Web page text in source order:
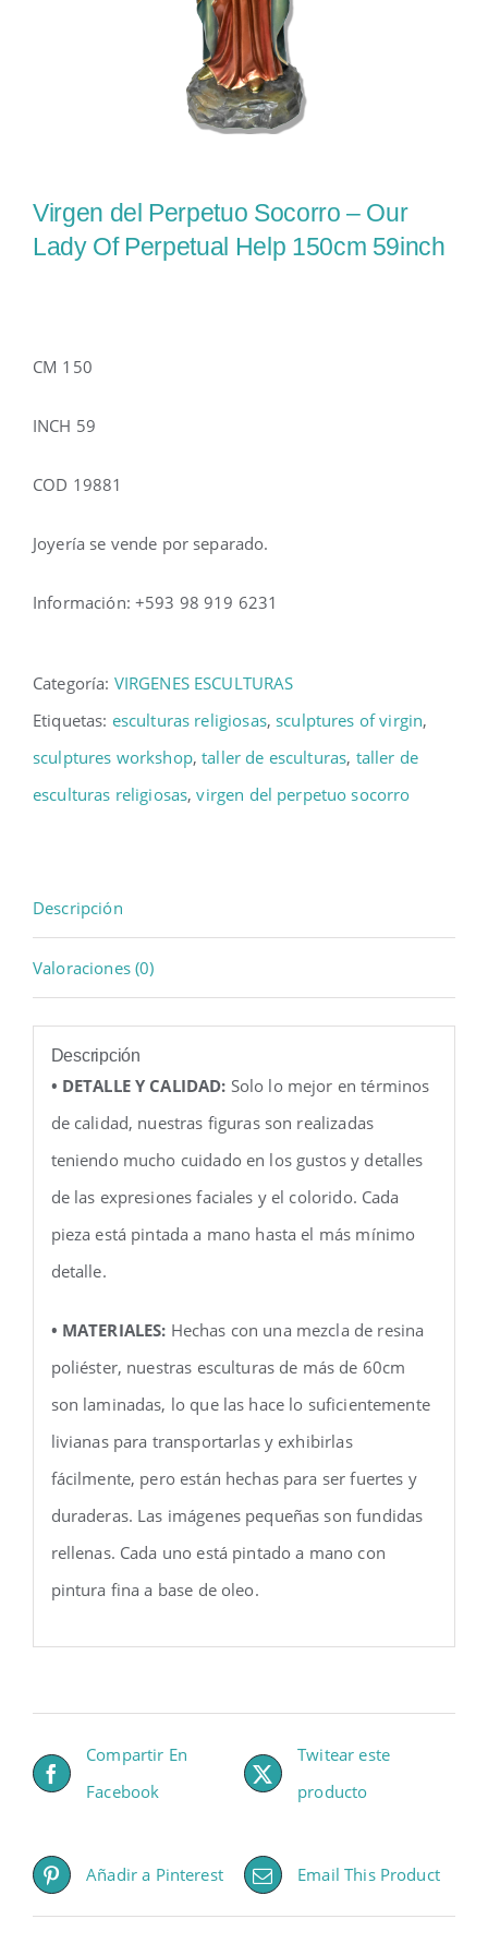
Virgen del Perpetuo Socorro – Our
Lady Of Perpetual Help 150cm 59inch
CM 150
INCH 59
COD 19881
Joyería se vende por separado.
Información: +593 98 919 6231
Categoría: VIRGENES ESCULTURAS
Etiquetas: esculturas religiosas,sculptures of virgin,
sculptures workshop,taller de esculturas, taller de
esculturas religiosas,virgen del perpetuo socorro
Descripción
Valoraciones (0)
Descripción
• DETALLE Y CALIDAD: Solo lo mejor en términos
de calidad, nuestras figuras son realizadas
teniendo mucho cuidado en los gustos y detalles
de las expresiones faciales y el colorido. Cada
pieza está pintada a mano hasta el más mínimo
detalle.
• MATERIALES: Hechas con una mezcla de resina
poliéster, nuestras esculturas de más de 60cm
son laminadas, lo que las hace lo suficientemente
livianas para transportarlas y exhibirlas
fácilmente, pero están hechas para ser fuertes y
duraderas. Las imágenes pequeñas son fundidas
rellenas. Cada uno está pintado a mano con
pintura fina a base de oleo.
Compartir En
Facebook
Twitear este
producto
Añadir a Pinterest Email This Product